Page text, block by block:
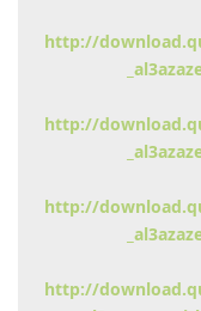
http://
http://
http://
http://